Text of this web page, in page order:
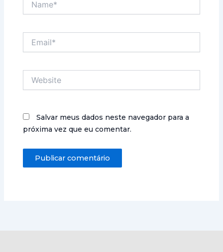
Salvar meus dados neste navegador para a
próxima vez que eu comentar.